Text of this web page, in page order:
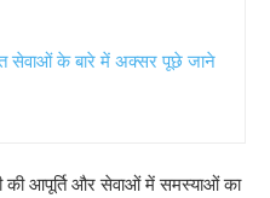
सेवाओं के बारे में अक्सर पूछे जाने
की आपूर्ति और सेवाओं में समस्याओं का